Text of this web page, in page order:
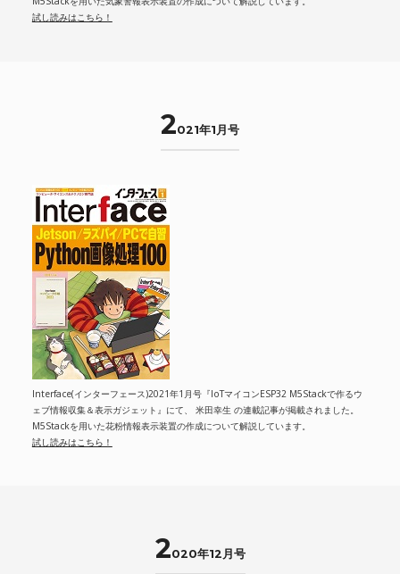
試し読みはこちら！
2021年1月号
Interface(インターフェース)2021年1月号『IoTマイコンESP32 M5Stackで作るウ
ェブ情報収集＆表示ガジェット』にて、 米田幸生 の連載記事が掲載されました。
M5Stackを用いた花粉情報表示装置の作成について解説しています。
試し読みはこちら！
2020年12月号